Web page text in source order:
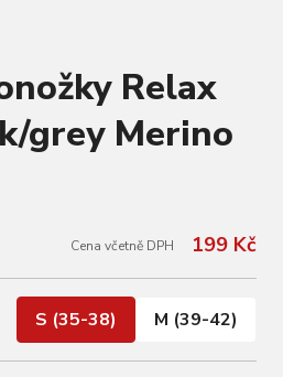
Relax
grey Merino
Cena včetně DPH 199 Kč
S (35-38) M (39-42)